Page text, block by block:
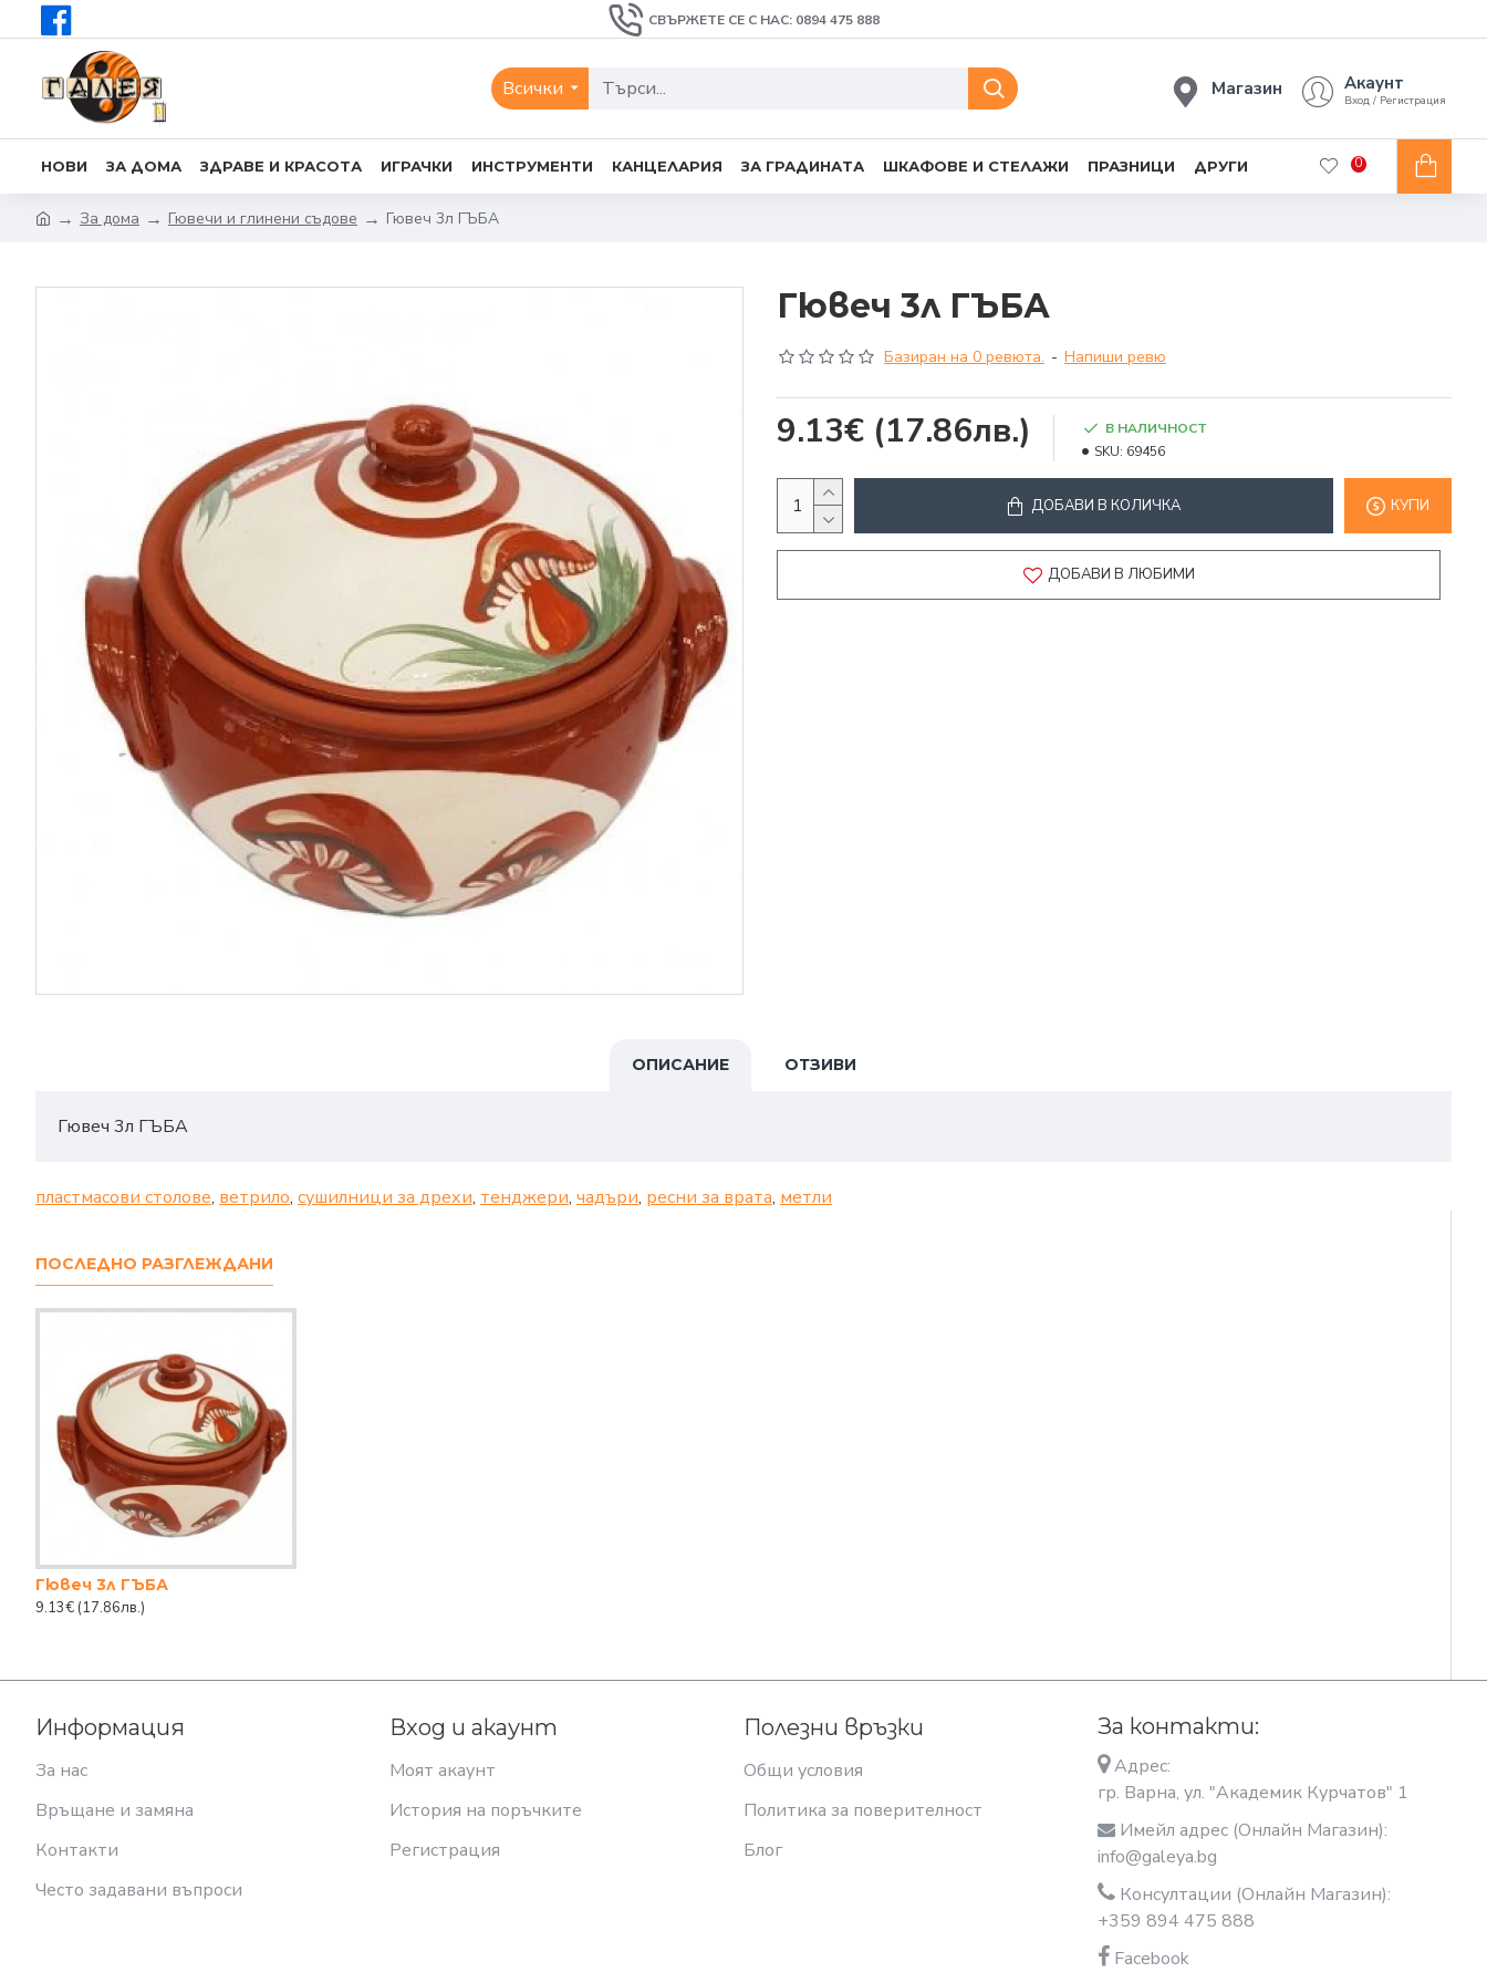
СВЪРЖЕТЕ СЕ С НАС: 0894 475 888
Всички Магазин Акаунт
Вход / Регистрация
НОВИ ЗА ДОМА ЗДРАВЕ И КРАСОТА ИГРАЧКИ ИНСТРУМЕНТИ КАНЦЕЛАРИЯ ЗА ГРАДИНАТА ШКАФОВЕ И СТЕЛАЖИ ПРАЗНИЦИ ДРУГИ 0
За дома Гювечи и глинени съдове Гювеч 3л ГЪБА
Гювеч 3л ГЪБА
Базиран на 0 ревюта. - Напиши ревю
9.13€ (17.86лв.)
В НАЛИЧНОСТ
SKU: 69456
ДОБАВИ В КОЛИЧКА КУПИ
ДОБАВИ В ЛЮБИМИ
ОПИСАНИЕ ОТЗИВИ
Гювеч 3л ГЪБА
пластмасови столове, ветрило, сушилници за дрехи, тенджери, чадъри, ресни за врата, метли
ПОСЛЕДНО РАЗГЛЕЖДАНИ
Гювеч 3л ГЪБА
9.13€ (17.86лв.)
Информация
За нас
Връщане и замяна
Контакти
Често задавани въпроси
Вход и акаунт
Моят акаунт
История на поръчките
Регистрация
Полезни връзки
Общи условия
Политика за поверителност
Блог
За контакти:
Адрес:
гр. Варна, ул. "Академик Курчатов" 1
Имейл адрес (Онлайн Магазин):
info@galeya.bg
Консултации (Онлайн Магазин):
+359 894 475 888
Facebook